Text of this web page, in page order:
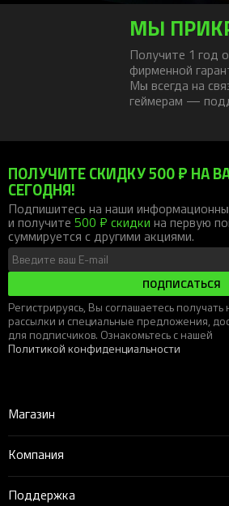
МЫ
Получите 1 год
фирменной
Мы всегда на
геймерам —
ПОЛУЧИТЕ СКИДКУ 500 ₽ НА
СЕГОДНЯ!
Подпишитесь на наши
и получите 500 ₽ скидки на первую
суммируется с другими акциями.
ПОДПИСАТЬСЯ
Регистрируясь, Вы соглашаетесь
рассылки и специальные предложения,
для подписчиков. Ознакомьтесь с нашей
Политикой конфиденциальности
Магазин
Компания
Поддержка